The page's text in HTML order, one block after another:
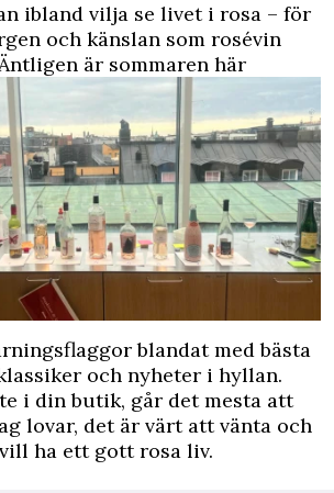
ibland vilja se livet i rosa – för
och känslan som rosévin
är sommaren här
blandat med bästa
och nyheter i hyllan.
i din butik, går det mesta att
lovar, det är värt att vänta och
ha ett gott rosa liv.